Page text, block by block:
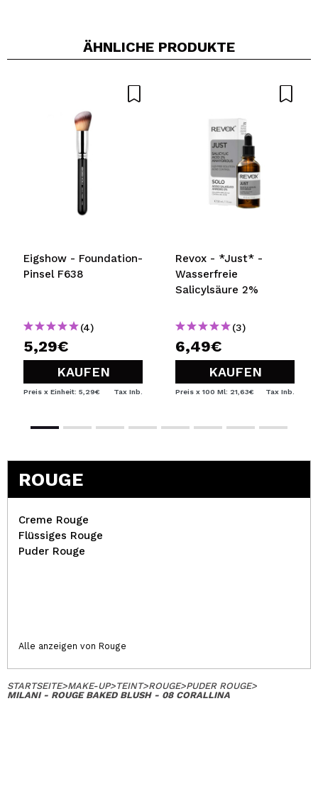
Ein Video oder Foto teilen
Würden Sie diesen Kauf empfehlen?
ÄHNLICHE PRODUKTE
Eigshow - Foundation-
Pinsel F638
(4)
5,29€
KAUFEN
Preis x Einheit: 5,29€ Tax Inb.
Revox - *Just* -
Wasserfreie
Salicylsäure 2%
(3)
6,49€
KAUFEN
Preis x 100 Ml: 21,63€ Tax Inb.
ROUGE
Creme Rouge
Flüssiges Rouge
Puder Rouge
Alle anzeigen von Rouge
STARTSEITE>MAKE-UP>TEINT>ROUGE>PUDER ROUGE>
MILANI - ROUGE BAKED BLUSH - 08 CORALLINA